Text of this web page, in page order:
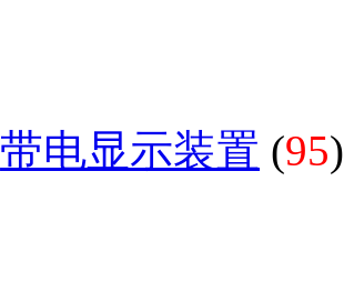
带电显示装置 (95)